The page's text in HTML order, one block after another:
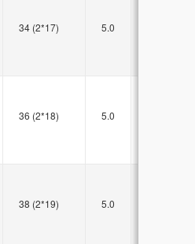
34 (2*17) 5.0
36 (2*18) 5.0
38 (2*19) 5.0